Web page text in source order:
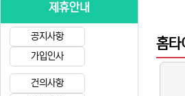
홈타
제휴안내
공지사항
가입인사
건의사항